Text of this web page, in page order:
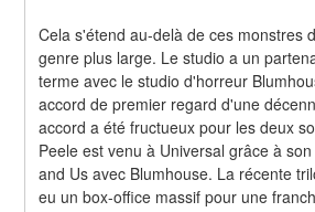
Cela s'étend au-delà de ces monstres
genre plus large. Le studio a un
terme avec le studio d'horreur
accord de premier regard d'une
accord a été fructueux pour les deux
Peele est venu à Universal grâce à
and Us avec Blumhouse. La récente
eu un box-office massif pour une